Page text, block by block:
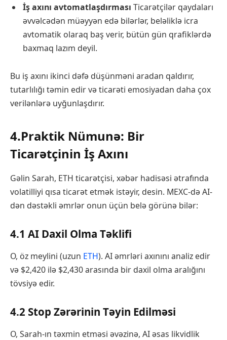
İş axını avtomatlaşdırması Ticarətçilər qaydaları
əvvəlcədən müəyyən edə bilərlər, beləliklə icra
avtomatik olaraq baş verir, bütün gün qrafiklərdə
baxmaq lazım deyil.
Bu iş axını ikinci dəfə düşünməni aradan qaldırır,
tutarlılığı təmin edir və ticarəti emosiyadan daha çox
verilənlərə uyğunlaşdırır.
4.Praktik Nümunə: Bir
Ticarətçinin İş Axını
Gəlin Sarah, ETH ticarətçisi, xəbər hadisəsi ətrafında
volatilliyi qısa ticarət etmək istəyir, desin. MEXC-də AI-
dən dəstəkli əmrlər onun üçün belə görünə bilər:
4.1 AI Daxil Olma Təklifi
O, öz meylini (uzun ETH). AI əmrləri axınını analiz edir
və $2,420 ilə $2,430 arasında bir daxil olma aralığını
tövsiyə edir.
4.2 Stop Zərərinin Təyin Edilməsi
O, Sarah-ın təxmin etməsi əvəzinə, AI əsas likvidlik